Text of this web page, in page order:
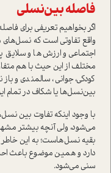
فاصله بين‌نسلي
اگر بخواهيم تعريفي براي
واقع تفاوتي است كه
اجتماعي و ارزش‌ها و سلايق
مختلف از اين حيث با هم
كودكي، جواني، سالمندي و
بين‌نسل‌ها يا شكاف در تمام
با وجود اينكه تفاوت بين
مي‌شود، ولي آنچه بيشتر
بقيه نسل‌هاست؛ به اين خاطر
دارد و همين موضوع باعث
سني مي‌شود.